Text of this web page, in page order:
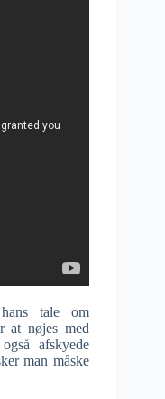
tale om
at nøjes med
afskyede
man måske